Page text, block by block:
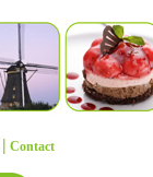
| Contact